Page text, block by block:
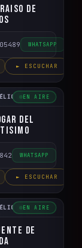
de
WHATSAPP
► ESCUCHAR
DEL PARAGUAY
EN AIRE
del
WHATSAPP
► ESCUCHAR
DEL PARAGUAY
EN AIRE
de